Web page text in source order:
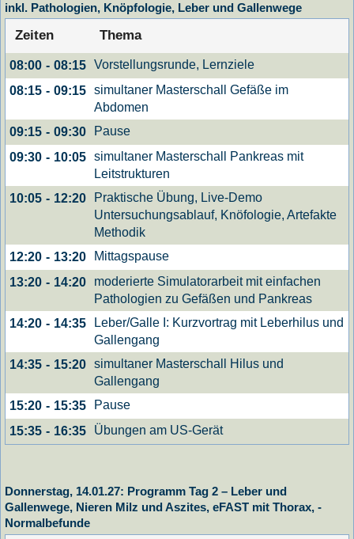
inkl. Pathologien, Knöpfologie, Leber und Gallenwege
Zeiten Thema
08:00 - 08:15 Vorstellungsrunde, Lernziele
08:15 - 09:15 simultaner Masterschall Gefäße im
Abdomen
09:15 - 09:30
Pause
09:30 - 10:05 simultaner Masterschall Pankreas mit
Leitstrukturen
10:05 - 12:20
Praktische Übung, Live-Demo
Untersuchungsablauf, Knöfologie, Artefakte
Methodik
12:20 - 13:20
Mittagspause
13:20 - 14:20
moderierte Simulatorarbeit mit einfachen
Pathologien zu Gefäßen und Pankreas
14:20 - 14:35
Leber/Galle I: Kurzvortrag mit Leberhilus und
Gallengang
14:35 - 15:20 simultaner Masterschall Hilus und
Gallengang
15:20 - 15:35
Pause
15:35 - 16:35 Übungen am US-Gerät
Donnerstag, 14.01.27: Programm Tag 2 – Leber und
Gallenwege, Nieren Milz und Aszites, eFAST mit Thorax, -
Normalbefunde